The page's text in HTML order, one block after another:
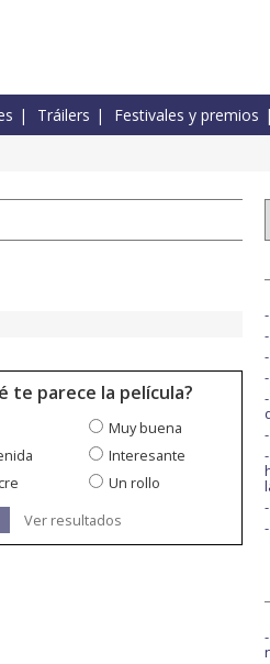
Tráilers Festivales y premios
te parece la película?
Muy buena
Interesante
Un rollo
Ver resultados